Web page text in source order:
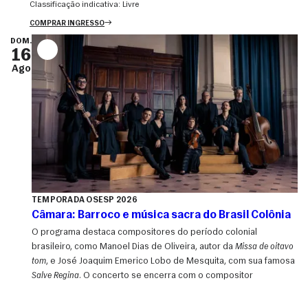
Classificação indicativa: Livre
COMPRAR INGRESSO
DOM.
16
Ago
TEMPORADA OSESP 2026
Câmara: Barroco e música sacra do Brasil Colônia
O programa destaca compositores do período colonial
brasileiro, como Manoel Dias de Oliveira, autor da Missa de oitavo
tom, e José Joaquim Emerico Lobo de Mesquita, com sua famosa
Salve Regina. O concerto se encerra com o compositor